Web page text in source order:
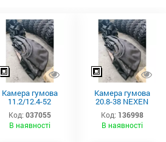
Камера гумова
11.2/12.4-52
NEXEN TR218A
(270/95-52, 300/95-
52, 11.2-54, 270/95-
Код: 037055
В наявності
Камера гумова
20.8-38 NEXEN
TR218A (580/70-
38, 600/65-38,
650-/65-38)
Код: 136998
В наявності